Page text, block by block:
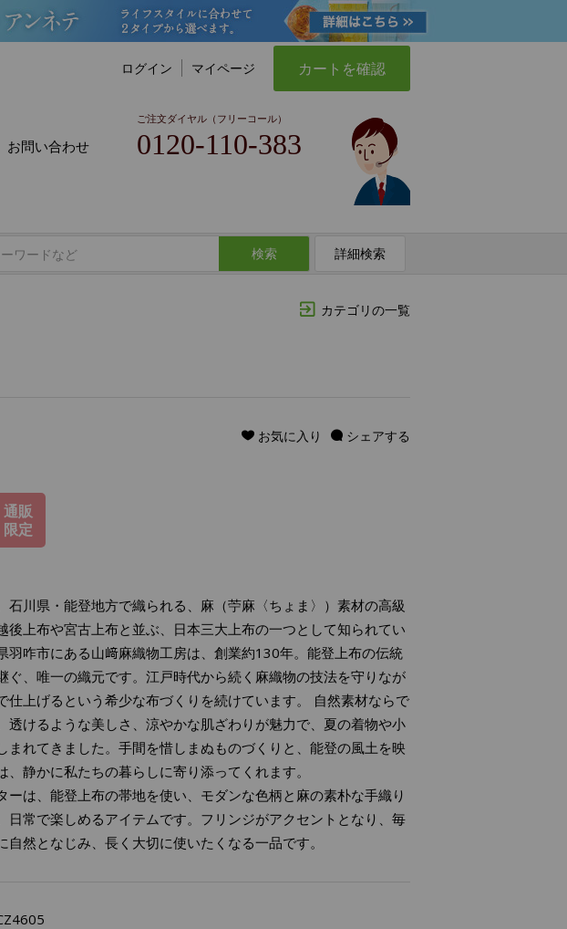
ログイン マイページ カートを確認
お問い合わせ
ご注文ダイヤル（フリーコール）
0120-110-383
検索 詳細検索
カテゴリの一覧
シェアする
お気に入り
通販
限定
石川県・能登地方で織られる、麻（苧麻〈ちょま〉）素材の高級
後上布や宮古上布と並ぶ、日本三大上布の一つとして知られてい
羽咋市にある山﨑麻織物工房は、創業約130年。能登上布の伝統
ぐ、唯一の織元です。江戸時代から続く麻織物の技法を守りなが
仕上げるという希少な布づくりを続けています。 自然素材ならで
透けるような美しさ、涼やかな肌ざわりが魅力で、夏の着物や小
まれてきました。手間を惜しまぬものづくりと、能登の風土を映
、静かに私たちの暮らしに寄り添ってくれます。
ーは、能登上布の帯地を使い、モダンな色柄と麻の素朴な手織り
日常で楽しめるアイテムです。フリンジがアクセントとなり、毎
自然となじみ、長く大切に使いたくなる一品です。